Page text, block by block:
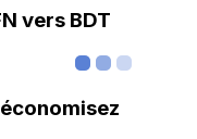
vers BDT